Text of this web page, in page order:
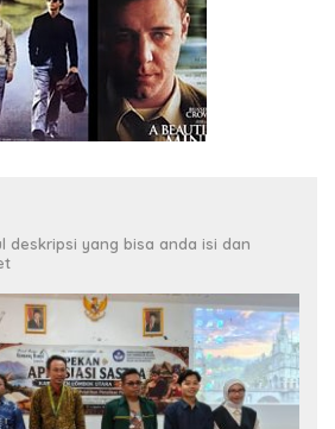
deskripsi yang bisa anda isi dan